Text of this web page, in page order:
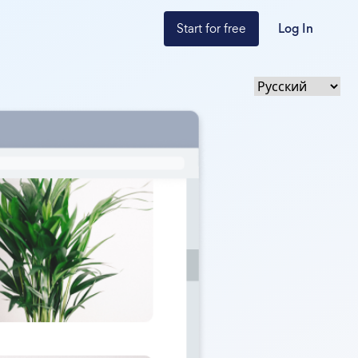
Start for free Log In